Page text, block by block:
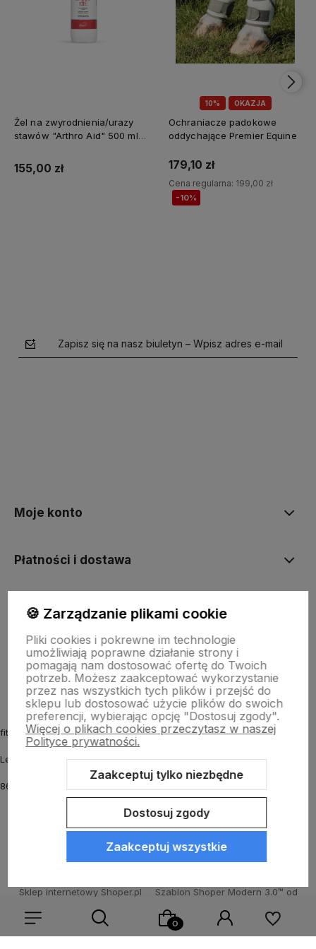
Żel na zwyrodnienia/urazy
stawów "Arthro Aid" 500 ml
155,00 zł
10% OKAZJA
Ochraniacze padokowe
oddychające Premier Equine
179,10 zł
Cena regularna: 199,00 zł
-10%
Zapisz się na nasz biuletyn – Wpisz adres e-mail
Moje konto
Płatności i dostawa
Informacje
O nas
fitmyhorse.pl Sklep jeździecki
Letnia 12
86-031 Osielsko k. Bydgoszczy
Sklep internetowy Shoper.pl Szablon Shoper Modern 3.0™ od
🍪 Zarządzanie plikami cookie
Pliki cookies i pokrewne im technologie
umożliwiają poprawne działanie strony i
pomagają nam dostosować ofertę do Twoich
potrzeb. Możesz zaakceptować wykorzystanie
przez nas wszystkich tych plików i przejść do
sklepu lub dostosować użycie plików do swoich
preferencji, wybierając opcję "Dostosuj zgody".
Więcej o plikach cookies przeczytasz w naszej
Polityce prywatności.
Zaakceptuj tylko niezbędne
Dostosuj zgody
Zaakceptuj wszystkie